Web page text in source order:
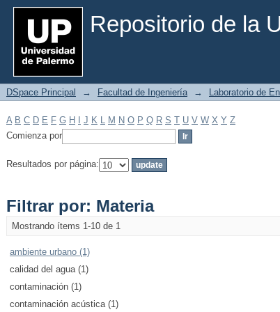
Repositorio de la
Filtrar por: Materia
DSpace Principal → Facultad de Ingeniería → Laboratorio de
A B C D E F G H J K L M N O P Q R S T U V W X Y Z
Comienza por
Resultados por página:
Filtrar por: Materia
Mostrando ítems 1-10 de 1
ambiente urbano (1)
calidad del agua (1)
contaminación (1)
contaminación acústica (1)